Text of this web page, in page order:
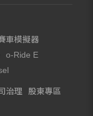
車模擬器
o-Ride E
治理
股東專區